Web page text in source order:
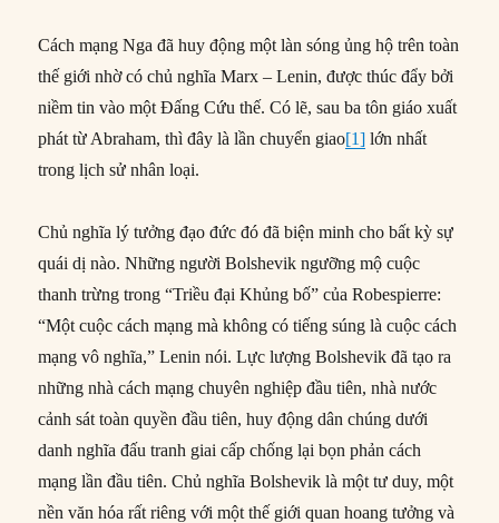
Cách mạng Nga đã huy động một làn sóng ủng hộ trên toàn
thế giới nhờ có chủ nghĩa Marx – Lenin, được thúc đẩy bởi
niềm tin vào một Đấng Cứu thế. Có lẽ, sau ba tôn giáo xuất
phát từ Abraham, thì đây là lần chuyển giao[1] lớn nhất
trong lịch sử nhân loại.
Chủ nghĩa lý tưởng đạo đức đó đã biện minh cho bất kỳ sự
quái dị nào. Những người Bolshevik ngưỡng mộ cuộc
thanh trừng trong “Triều đại Khủng bố” của Robespierre:
“Một cuộc cách mạng mà không có tiếng súng là cuộc cách
mạng vô nghĩa,” Lenin nói. Lực lượng Bolshevik đã tạo ra
những nhà cách mạng chuyên nghiệp đầu tiên, nhà nước
cảnh sát toàn quyền đầu tiên, huy động dân chúng dưới
danh nghĩa đấu tranh giai cấp chống lại bọn phản cách
mạng lần đầu tiên. Chủ nghĩa Bolshevik là một tư duy, một
nền văn hóa rất riêng với một thế giới quan hoang tưởng và